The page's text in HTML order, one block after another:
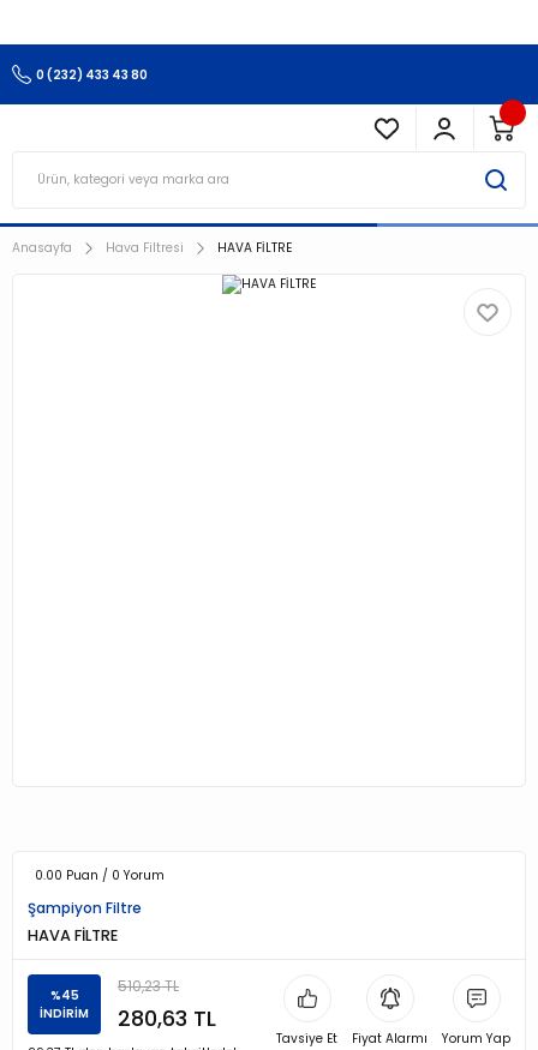
0 (232) 433 43 80
Anasayfa Hava Filtresi HAVA FİLTRE
0.00 Puan / 0 Yorum
Şampiyon Filtre
HAVA FİLTRE
%45
İNDİRİM
510,23 TL
280,63 TL
Tavsiye Et Fiyat Alarmı Yorum Yap